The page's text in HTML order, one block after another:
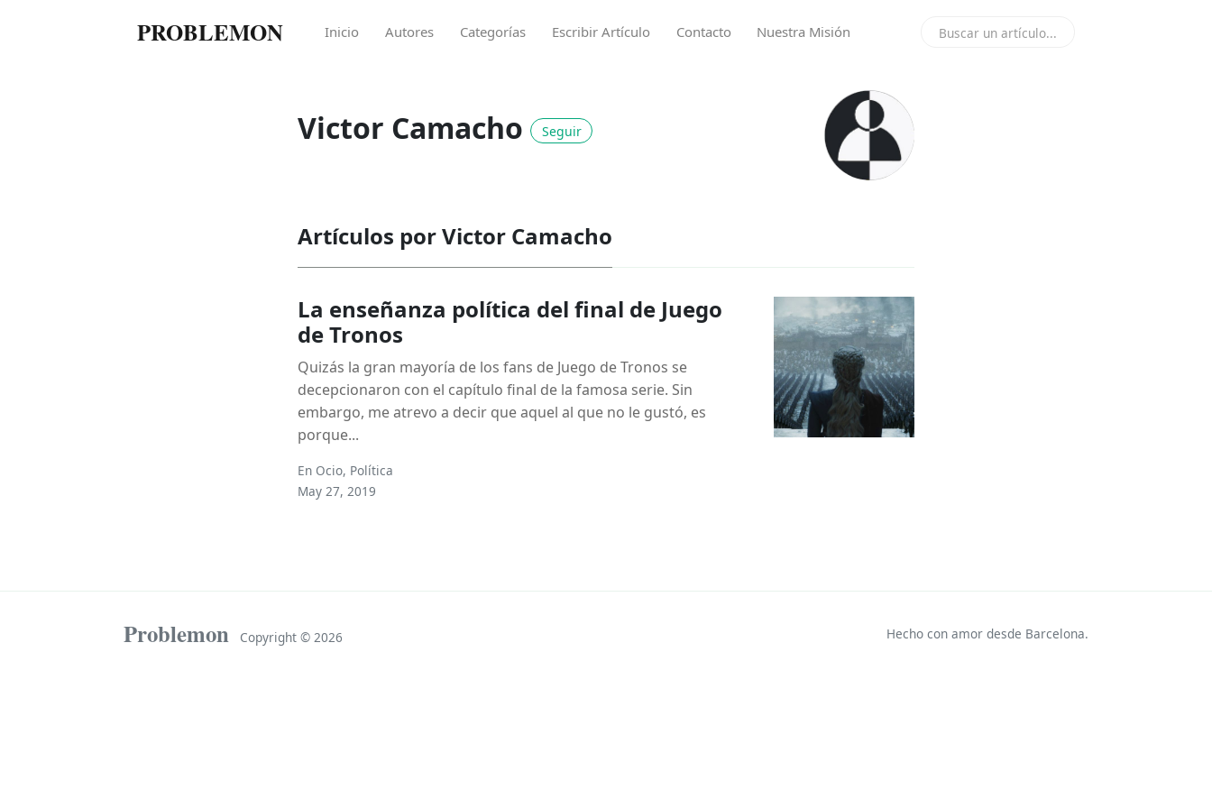
PROBLEMON Inicio Autores Categorías Escribir Artículo Contacto Nuestra Misión Buscar un artículo...
Victor Camacho Seguir
Artículos por Victor Camacho
La enseñanza política del final de Juego
de Tronos
Quizás la gran mayoría de los fans de Juego de Tronos se
decepcionaron con el capítulo final de la famosa serie. Sin
embargo, me atrevo a decir que aquel al que no le gustó, es
porque...
En Ocio, Política
May 27, 2019
Problemon Copyright © 2026 Hecho con amor desde Barcelona.